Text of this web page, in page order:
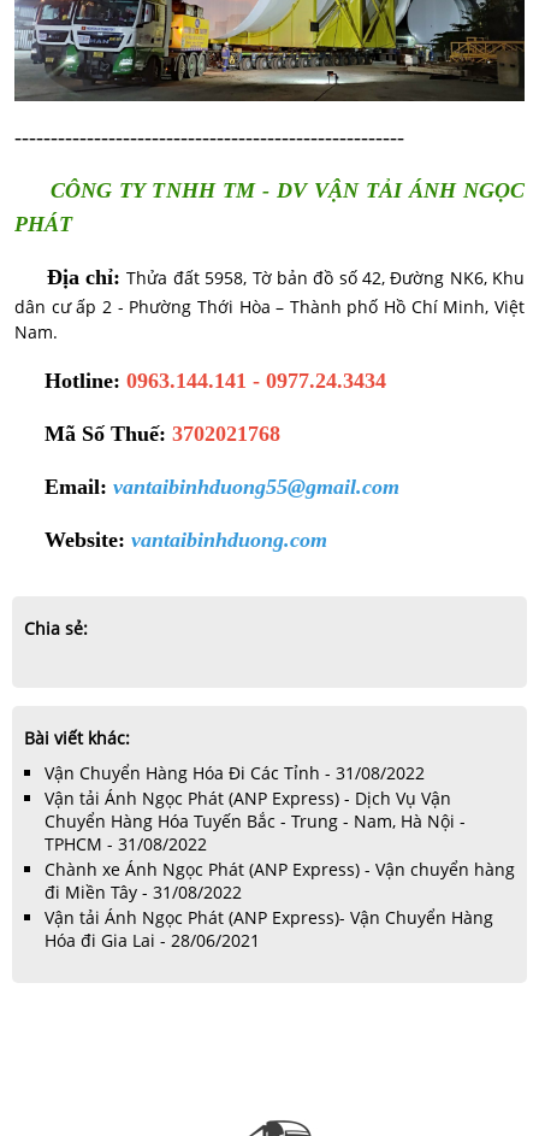
------------------------------------------------------
CÔNG TY TNHH TM - DV VẬN TẢI ÁNH NGỌC
PHÁT
Địa chỉ: Thửa đất 5958, Tờ bản đồ số 42, Đường NK6, Khu
dân cư ấp 2 - Phường Thới Hòa – Thành phố Hồ Chí Minh, Việt
Nam.
Hotline: 0963.144.141 - 0977.24.3434
Mã Số Thuế: 3702021768
Email: vantaibinhduong55@gmail.com
Website: vantaibinhduong.com
Chia sẻ:
Bài viết khác:
Vận Chuyển Hàng Hóa Đi Các Tỉnh - 31/08/2022
Vận tải Ánh Ngọc Phát (ANP Express) - Dịch Vụ Vận
Chuyển Hàng Hóa Tuyến Bắc - Trung - Nam, Hà Nội -
TPHCM - 31/08/2022
Chành xe Ánh Ngọc Phát (ANP Express) - Vận chuyển hàng
đi Miền Tây - 31/08/2022
Vận tải Ánh Ngọc Phát (ANP Express)- Vận Chuyển Hàng
Hóa đi Gia Lai - 28/06/2021